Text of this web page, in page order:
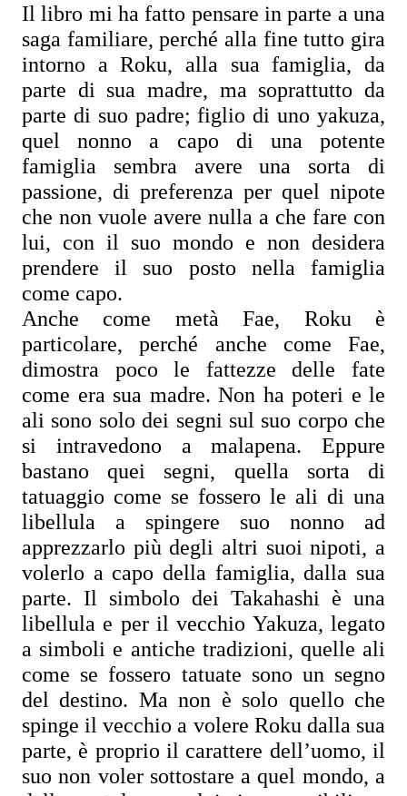
Il libro mi ha fatto pensare in parte a una
saga familiare, perché alla fine tutto gira
intorno a Roku, alla sua famiglia, da
parte di sua madre, ma soprattutto da
parte di suo padre; figlio di uno yakuza,
quel nonno a capo di una potente
famiglia sembra avere una sorta di
passione, di preferenza per quel nipote
che non vuole avere nulla a che fare con
lui, con il suo mondo e non desidera
prendere il suo posto nella famiglia
come capo.
Anche come metà Fae, Roku è
particolare, perché anche come Fae,
dimostra poco le fattezze delle fate
come era sua madre. Non ha poteri e le
ali sono solo dei segni sul suo corpo che
si intravedono a malapena. Eppure
bastano quei segni, quella sorta di
tatuaggio come se fossero le ali di una
libellula a spingere suo nonno ad
apprezzarlo più degli altri suoi nipoti, a
volerlo a capo della famiglia, dalla sua
parte. Il simbolo dei Takahashi è una
libellula e per il vecchio Yakuza, legato
a simboli e antiche tradizioni, quelle ali
come se fossero tatuate sono un segno
del destino. Ma non è solo quello che
spinge il vecchio a volere Roku dalla sua
parte, è proprio il carattere dell’uomo, il
suo non voler sottostare a quel mondo, a